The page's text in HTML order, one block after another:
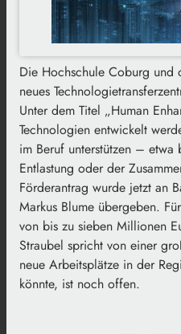
Die Hochschule Coburg und
neues
Unter dem Titel „Human
Technologien entwickelt
im Beruf unterstützen –
Entlastung oder der
Förderantrag wurde jetzt an
Markus Blume übergeben.
von bis zu sieben Millionen
Straubel spricht von einer
neue Arbeitsplätze in der
könnte, ist noch offen.